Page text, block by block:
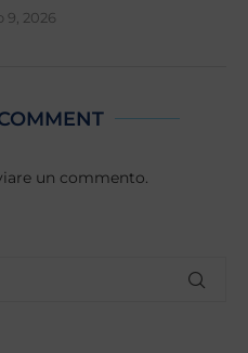
9, 2026
un commento.